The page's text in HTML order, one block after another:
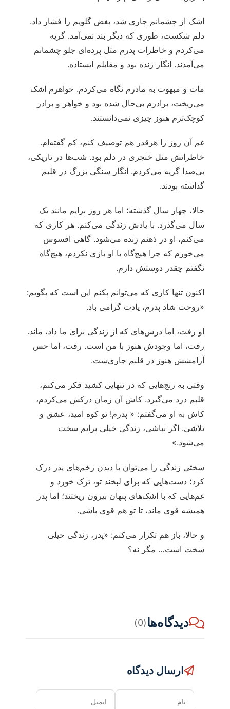
اشک از چشمانم جاری شد، بغض گلویم را فشار داد.
دلم شکست، طوری که دیگر بند نمی‌آمد. گریه
می‌کردم و خاطرات پدرم مثل پرده‌ای جلو چشمانم
می‌آمدند. انگار زنده بود و مقابلم ایستاده.
مات و مبهوت به مادرم نگاه می‌کردم. خواهرم اشک
می‌ریخت، برادرم بی‌حال شده بود و خواهر و برادر
کوچک‌ترم هنوز چیزی نمی‌دانستند.
غم آن روز را هرقدر هم توصیف کنم، کم گفته‌ام.
خاطراتش مثل خنجری در دلم بود. شب‌ها در تاریکی،
بی‌صدا گریه می‌کردم. انگار سنگی بزرگ در قلبم
گذاشته بودند.
حالا، چهار سال گذشته؛ اما هر روز برایم مانند یک
سال می‌گذرد. با یادش زندگی می‌کنم. هر کاری که
می‌کنم، او در ذهنم زنده می‌شود. گاهی افسوس
می‌خورم که چرا هیچ‌گاه با او بازی نکردم، هیچ‌گاه
نگفتم چقدر دوستش دارم.
اکنون تنها کاری که می‌توانم بکنم این است که بگویم:
«روحت شاد پدرم، یادت گرامی باد.
او رفت، اما درس‌های که از زندگی برای ما داد، ماند.
رفت، اما وجودش هنوز با من است. رفت، اما حس
آرامشش هنوز در قلبم جاری‌ست.
وقتی به رنج‌هایی که در تنهایی کشید فکر می‌کنم،
قلبم درد می‌گیرد. کاش آن زمان درکش می‌کردم،
کاش به او می‌گفتم: « پدرم! تو کوه امید، عشق و
تلاشی. اگر نباشی، زندگی خیلی برایم سخت
می‌شود.»
سختی زندگی را می‌توان با دیدن زخم‌های پدر درک
کرد؛ دست‌هایی که برای لبخند تو، ترک خورد و
غم‌هایی که با اشک‌های پنهان بیرون ریختند؛ اما پدر
همیشه قوی ماند، تا تو هم قوی باشی.
و حالا، باز هم تکرار می‌کنم: «پدر، زندگی خیلی
سخت است… مگر نه؟
دیدگاه‌ها(0)
ارسال دیدگاه
نام ایمیل